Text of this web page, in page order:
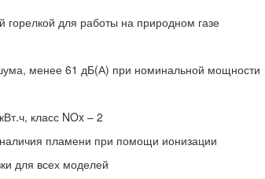
горелкой для работы на природном газе
менее 61 дБ(А) при номинальной мощности
класс NOx – 2
пламени при помощи ионизации
для всех моделей